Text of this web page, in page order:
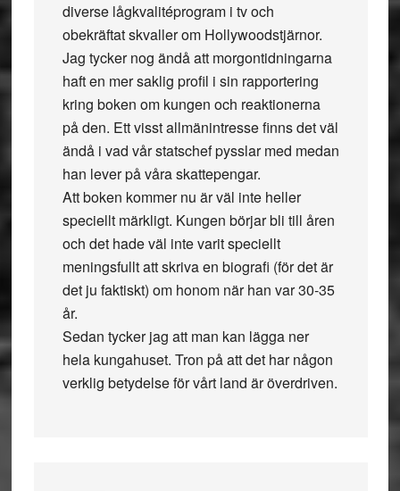
diverse lågkvalitéprogram i tv och
obekräftat skvaller om Hollywoodstjärnor.
Jag tycker nog ändå att morgontidningarna
haft en mer saklig profil i sin rapportering
kring boken om kungen och reaktionerna
på den. Ett visst allmänintresse finns det väl
ändå i vad vår statschef pysslar med medan
han lever på våra skattepengar.
Att boken kommer nu är väl inte heller
speciellt märkligt. Kungen börjar bli till åren
och det hade väl inte varit speciellt
meningsfullt att skriva en biografi (för det är
det ju faktiskt) om honom när han var 30-35
år.
Sedan tycker jag att man kan lägga ner
hela kungahuset. Tron på att det har någon
verklig betydelse för vårt land är överdriven.